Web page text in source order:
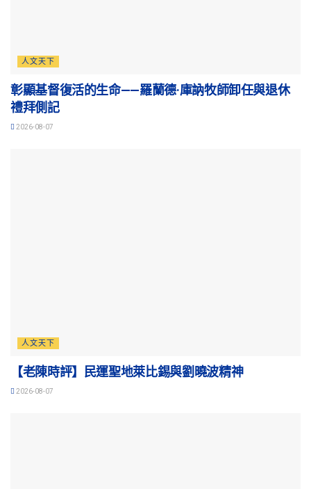
人文天下
彰顯基督復活的生命——羅蘭德·庫訥牧師卸任與退休
禮拜側記
2026-08-07
人文天下
【老陳時評】民運聖地萊比錫與劉曉波精神
2026-08-07